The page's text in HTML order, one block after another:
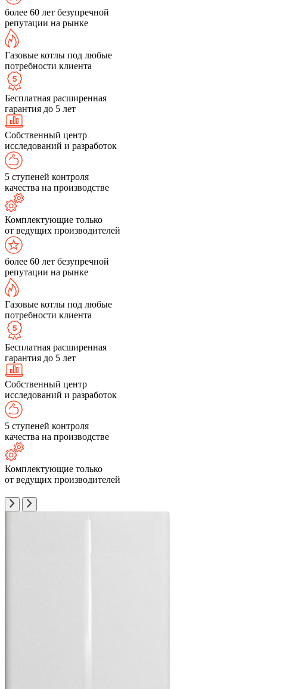
более 60 лет безупречной
репутации на рынке
Газовые котлы под любые
потребности клиента
Бесплатная расширенная
гарантия до 5 лет
Собственный центр
исследований и разработок
5 ступеней контроля
качества на производстве
Комплектующие только
от ведущих производителей
более 60 лет безупречной
репутации на рынке
Газовые котлы под любые
потребности клиента
Бесплатная расширенная
гарантия до 5 лет
Собственный центр
исследований и разработок
5 ступеней контроля
качества на производстве
Комплектующие только
от ведущих производителей